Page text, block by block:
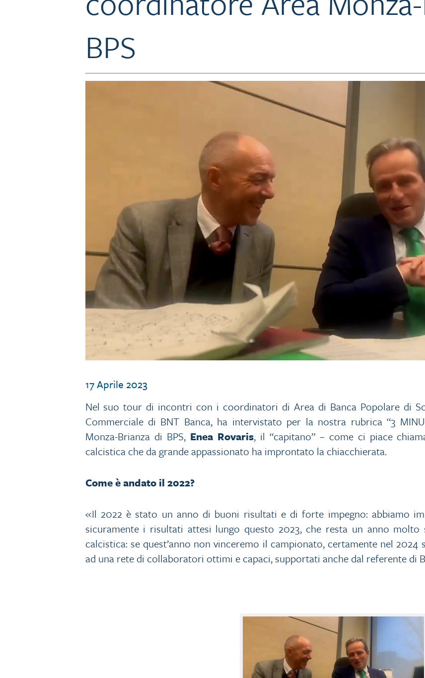
BPS
17 Aprile 2023
Nel suo tour di incontri con i coordinatori di Area di Banca Popolare di
Commerciale di BNT Banca, ha intervistato per la nostra rubrica “3
Monza-Brianza di BPS, Enea Rovaris, il “capitano” – come ci piace
calcistica che da grande appassionato ha improntato la chiacchierata.
Come è andato il 2022?
«Il 2022 è stato un anno di buoni risultati e di forte impegno: abbiamo
sicuramente i risultati attesi lungo questo 2023, che resta un anno
calcistica: se quest’anno non vinceremo il campionato, certamente nel 2024
ad una rete di collaboratori ottimi e capaci, supportati anche dal referente di